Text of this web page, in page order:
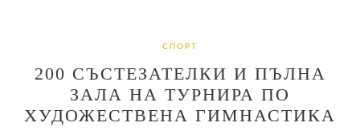
СПОРТ
200 СЪСТЕЗАТЕЛКИ И ПЪЛНА
ЗАЛА НА ТУРНИРА ПО
ХУДОЖЕСТВЕНА ГИМНАСТИКА